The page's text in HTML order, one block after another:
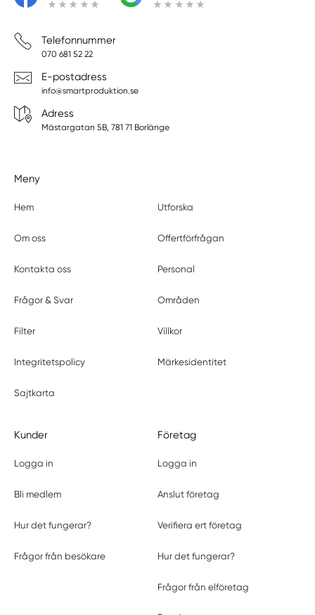
Telefonnummer
070 681 52 22
E-postadress
info@smartproduktion.se
Adress
Mästargatan 5B, 781 71 Borlänge
Meny
Hem Utforska
Om oss Offertförfrågan
Kontakta oss Personal
Frågor & Svar Områden
Filter Villkor
Integritetspolicy Märkesidentitet
Sajtkarta
Kunder
Logga in
Bli medlem
Hur det fungerar?
Frågor från besökare
Företag
Logga in
Anslut företag
Verifiera ert företag
Hur det fungerar?
Frågor från elföretag